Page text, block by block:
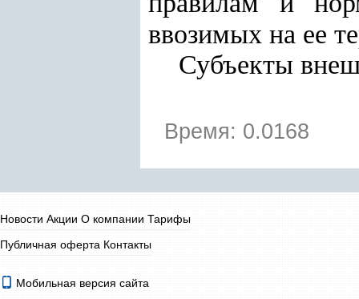
ввозимых на ее
Субъекты
Время: 0.0168
Новости Акции О компании Тарифы
Публичная оферта Контакты
Мобильная версия сайта